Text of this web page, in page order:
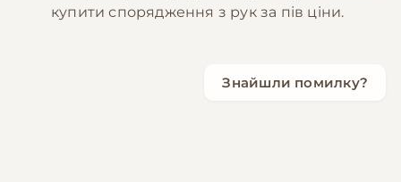
купити спорядження з рук за пів ціни.
Знайшли помилку?